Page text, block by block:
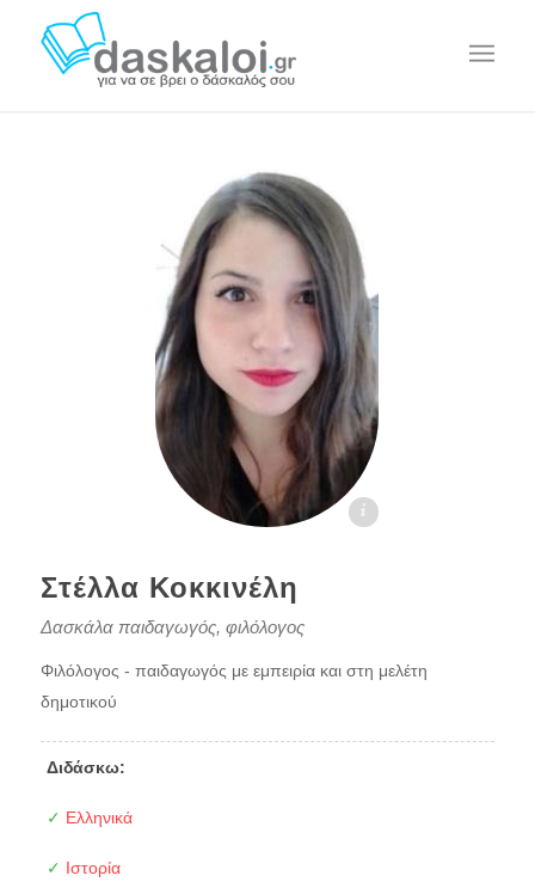
Στέλλα Κοκκινέλη - daskaloi.gr
Στέλλα Κοκκινέλη
Δασκάλα παιδαγωγός, φιλόλογος
Φιλόλογος - παιδαγωγός με εμπειρία και στη μελέτη
δημοτικού
Διδάσκω:
✓ Ελληνικά
✓ Ιστορία